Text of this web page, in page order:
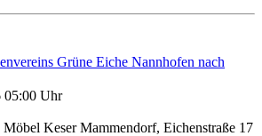
Grüne Eiche Nannhofen nach
05:00 Uhr
Keser Mammendorf, Eichenstraße 17